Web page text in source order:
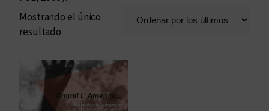
Mostrando el único
resultado